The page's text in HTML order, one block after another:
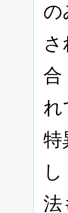
の
合
れ
特
法